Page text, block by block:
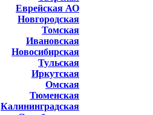
Еврейская АО
Новгородская
Томская
Ивановская
Новосибирская
Тульская
Иркутская
Омская
Тюменская
Калининградская